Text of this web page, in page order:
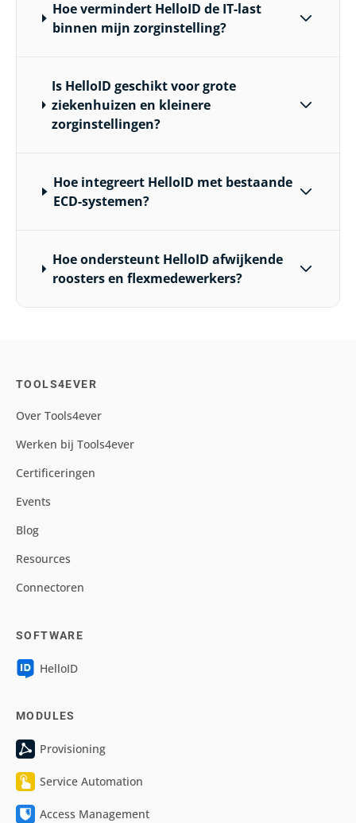
Hoe vermindert HelloID de IT-last
binnen mijn zorginstelling?
Is HelloID geschikt voor grote
ziekenhuizen en kleinere
zorginstellingen?
Hoe integreert HelloID met bestaande
ECD-systemen?
Hoe ondersteunt HelloID afwijkende
roosters en flexmedewerkers?
TOOLS4EVER
Over Tools4ever
Werken bij Tools4ever
Certificeringen
Events
Blog
Resources
Connectoren
SOFTWARE
HelloID
MODULES
Provisioning
Service Automation
Access Management